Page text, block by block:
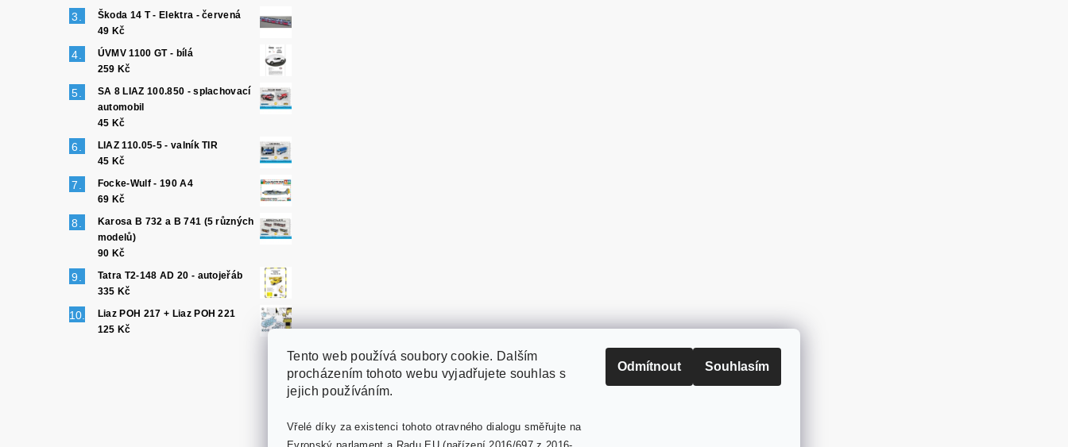
Škoda 14 T - Elektra - červená
49 Kč
ÚVMV 1100 GT - bílá
259 Kč
SA 8 LIAZ 100.850 - splachovací
automobil
45 Kč
LIAZ 110.05-5 - valník TIR
45 Kč
Focke-Wulf - 190 A4
69 Kč
Karosa B 732 a B 741 (5 různých
modelů)
90 Kč
Tatra T2-148 AD 20 - autojeřáb
335 Kč
Liaz POH 217 + Liaz POH 221
125 Kč
PaperModel.cz
Tento web používá soubory cookie. Dalším
procházením tohoto webu vyjadřujete souhlas s
jejich používáním.
Vřelé díky za existenci tohoto otravného dialogu směřujte na
Odmítnout Souhlasím